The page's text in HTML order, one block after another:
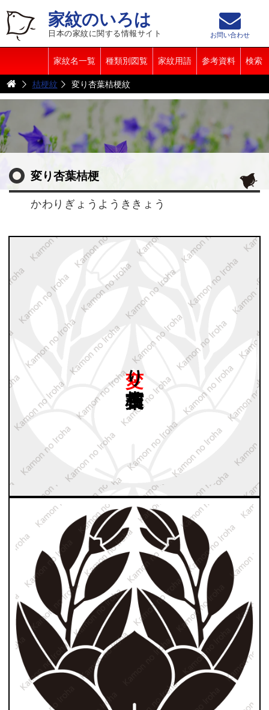
家紋のいろは
日本の家紋に関する情報サイト
家紋名一覧 種類別図覧 家紋用語 参考資料 検索
お問い合わせ
桔梗紋 変り杏葉桔梗紋
変り杏葉桔梗
かわりぎょうようききょう
杏葉桔梗